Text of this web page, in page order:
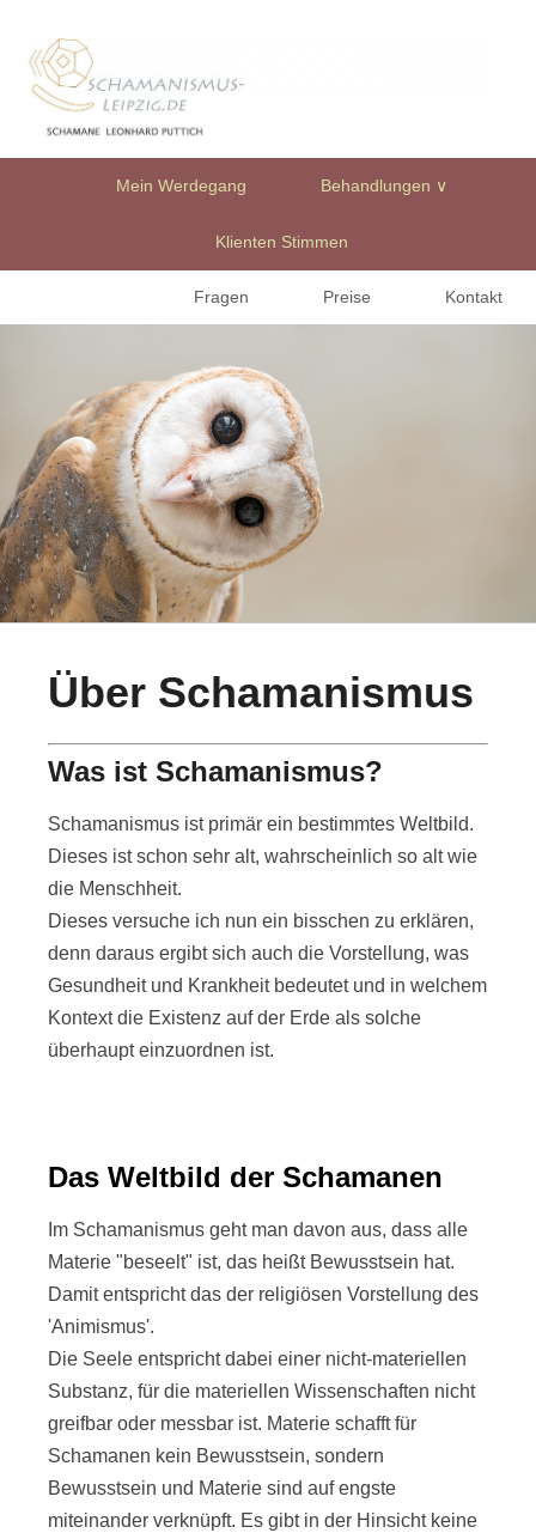
Mein Werdegang Behandlungen ∨
Klienten Stimmen
Fragen Preise Kontakt
Über Schamanismus
Was ist Schamanismus?
Schamanismus ist primär ein bestimmtes Weltbild.
Dieses ist schon sehr alt, wahrscheinlich so alt wie
die Menschheit.
Dieses versuche ich nun ein bisschen zu erklären,
denn daraus ergibt sich auch die Vorstellung, was
Gesundheit und Krankheit bedeutet und in welchem
Kontext die Existenz auf der Erde als solche
überhaupt einzuordnen ist.
Das Weltbild der Schamanen
Im Schamanismus geht man davon aus, dass alle
Materie "beseelt" ist, das heißt Bewusstsein hat.
Damit entspricht das der religiösen Vorstellung des
'Animismus'.
Die Seele entspricht dabei einer nicht-materiellen
Substanz, für die materiellen Wissenschaften nicht
greifbar oder messbar ist. Materie schafft für
Schamanen kein Bewusstsein, sondern
Bewusstsein und Materie sind auf engste
miteinander verknüpft. Es gibt in der Hinsicht keine